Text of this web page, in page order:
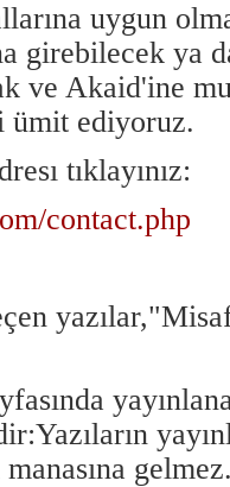
uygun
girebilecek ya
ve Akaid'ine
ümit ediyoruz.
tıklayınız:
contact.php